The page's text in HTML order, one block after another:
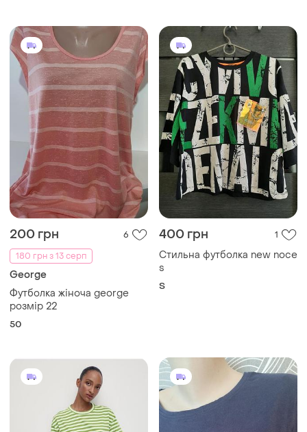
200 грн
6
180 грн з 13 серп
George
Футболка жіноча george
розмір 22
50
400 грн 1
Стильна футболка new noce
s
S